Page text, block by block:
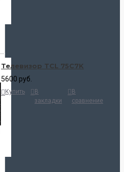
Телевизор TCL 75C7K
5600 руб.
Купить
В
закладки
В
сравнение